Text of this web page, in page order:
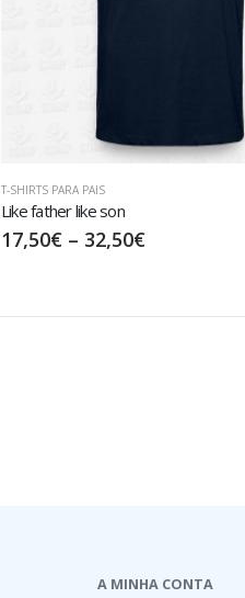
T-SHIRTS PARA PAIS
Like father like son
17,50€– 32,50€
A MINHA CONTA